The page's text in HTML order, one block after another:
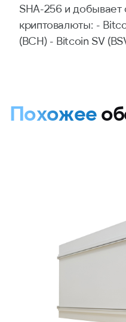
SHA-256 и
криптовалюты: -
(BCH) - Bitcoin SV
Похожее